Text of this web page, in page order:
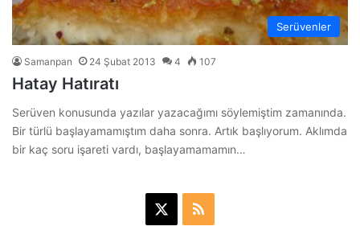
Serüvenler
Samanpan 24 Şubat 2013 4 107
Hatay Hatıratı
Serüven konusunda yazılar yazacağımı söylemiştim zamanında.
Bir türlü başlayamamıştım daha sonra. Artık başlıyorum. Aklımda
bir kaç soru işareti vardı, başlayamamamın…